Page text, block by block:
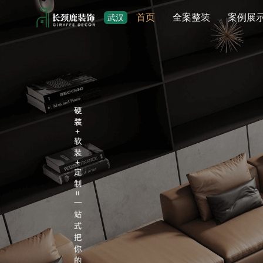
武汉 首页 全案整装 案例展